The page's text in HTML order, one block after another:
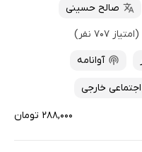
صالح حسینی
(امتیاز ۷۰۷ نفر)
آوانامه
خارجی
۲۸۸,۰۰۰ تومان